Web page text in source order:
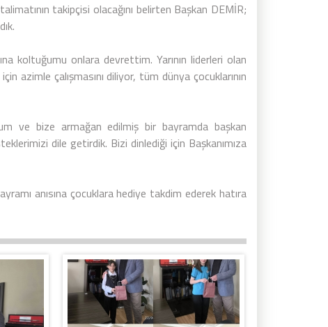
takipçisi olacağını belirten Başkan DEMİR;
koltuğumu onlara devrettim. Yarının liderleri olan
azimle çalışmasını diliyor, tüm dünya çocuklarının
ve bize armağan edilmiş bir bayramda başkan
dile getirdik. Bizi dinlediği için Başkanımıza
anısına çocuklara hediye takdim ederek hatıra